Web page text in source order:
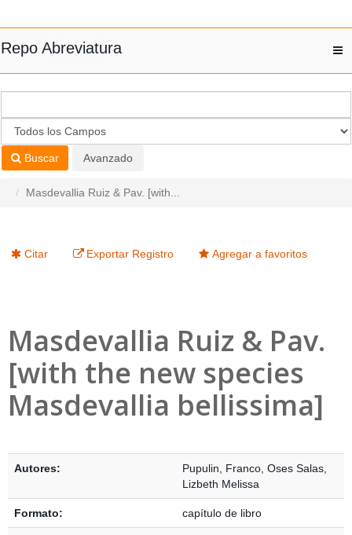
Repo Abreviatura
Buscar Avanzado
Masdevallia Ruiz & Pav. [with...
Citar Exportar Registro Agregar a favoritos
Masdevallia Ruiz & Pav.
[with the new species
Masdevallia bellissima]
Autores: Pupulin, Franco Oses Salas,
Lizbeth Melissa
Formato: capítulo de libro